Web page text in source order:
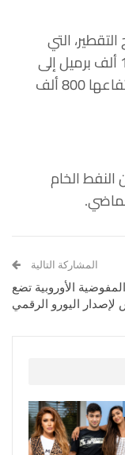
التي
تشمل الديزل وزيت التدفئة، ارتفعت 100 ألف برميل إلى
114.4 مليون برميل، مقابل توقعات بارتفاعها 800 ألف
النفط الخام
المشاركة التالية
المفوضية الأوروبية تضع
لإصدار اليورو الرقمي